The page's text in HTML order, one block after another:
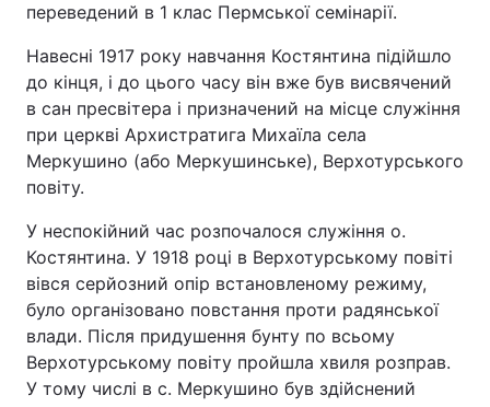
переведений в 1 клас Пермської семінарії.
Навесні 1917 року навчання Костянтина підійшло
до кінця, і до цього часу він вже був висвячений
в сан пресвітера і призначений на місце служіння
при церкві Архистратига Михаїла села
Меркушино (або Меркушинське), Верхотурського
повіту.
У неспокійний час розпочалося служіння о.
Костянтина. У 1918 році в Верхотурському повіті
вівся серйозний опір встановленому режиму,
було організовано повстання проти радянської
влади. Після придушення бунту по всьому
Верхотурському повіту пройшла хвиля розправ.
У тому числі в с. Меркушино був здійснений